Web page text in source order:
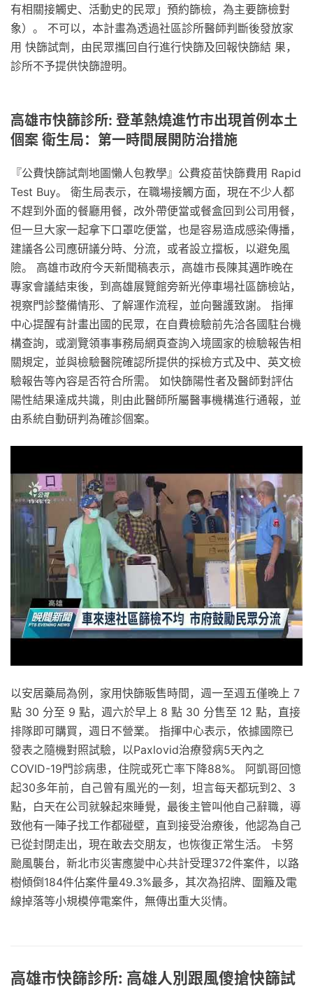
有相關接觸史、活動史的民眾」預約篩檢，為主要篩檢對
象）。 不可以，本計畫為透過社區診所醫師判斷後發放家
用 快篩試劑，由民眾攜回自行進行快篩及回報快篩結 果，
診所不予提供快篩證明。
高雄市快篩診所: 登革熱燒進竹市出現首例本土
個案 衛生局：第一時間展開防治措施
『公費快篩試劑地圖懶人包教學』公費疫苗快篩費用 Rapid
Test Buy。 衛生局表示，在職場接觸方面，現在不少人都
不趕到外面的餐廳用餐，改外帶便當或餐盒回到公司用餐，
但一旦大家一起拿下口罩吃便當，也是容易造成感染傳播，
建議各公司應研議分時、分流，或者設立擋板，以避免風
險。 高雄市政府今天新聞稿表示，高雄市長陳其邁昨晚在
專家會議結束後，到高雄展覽館旁新光停車場社區篩檢站，
視察門診整備情形、了解運作流程，並向醫護致謝。 指揮
中心提醒有計畫出國的民眾，在自費檢驗前先洽各國駐台機
構查詢，或瀏覽領事事務局網頁查詢入境國家的檢驗報告相
關規定，並與檢驗醫院確認所提供的採檢方式及中、英文檢
驗報告等內容是否符合所需。 如快篩陽性者及醫師對評估
陽性結果達成共識，則由此醫師所屬醫事機構進行通報，並
由系統自動研判為確診個案。
以安居藥局為例，家用快篩販售時間，週一至週五僅晚上 7
點 30 分至 9 點，週六於早上 8 點 30 分售至 12 點，直接
排隊即可購買，週日不營業。 指揮中心表示，依據國際已
發表之隨機對照試驗，以Paxlovid治療發病5天內之
COVID-19門診病患，住院或死亡率下降88%。 阿凱哥回憶
起30多年前，自己曾有風光的一刻，坦言每天都玩到2、3
點，白天在公司就躲起來睡覺，最後主管叫他自己辭職，導
致他有一陣子找工作都碰壁，直到接受治療後，他認為自己
已從封閉走出，現在敢去交朋友，也恢復正常生活。 卡努
颱風襲台，新北市災害應變中心共計受理372件案件，以路
樹傾倒184件佔案件量49.3%最多，其次為招牌、圍籬及電
線掉落等小規模停電案件，無傳出重大災情。
高雄市快篩診所: 高雄人別跟風傻搶快篩試